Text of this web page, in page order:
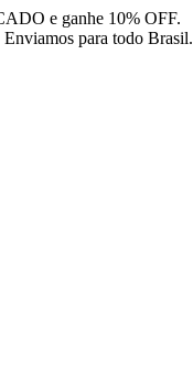
e ganhe 10% OFF.
Enviamos para todo Brasil.